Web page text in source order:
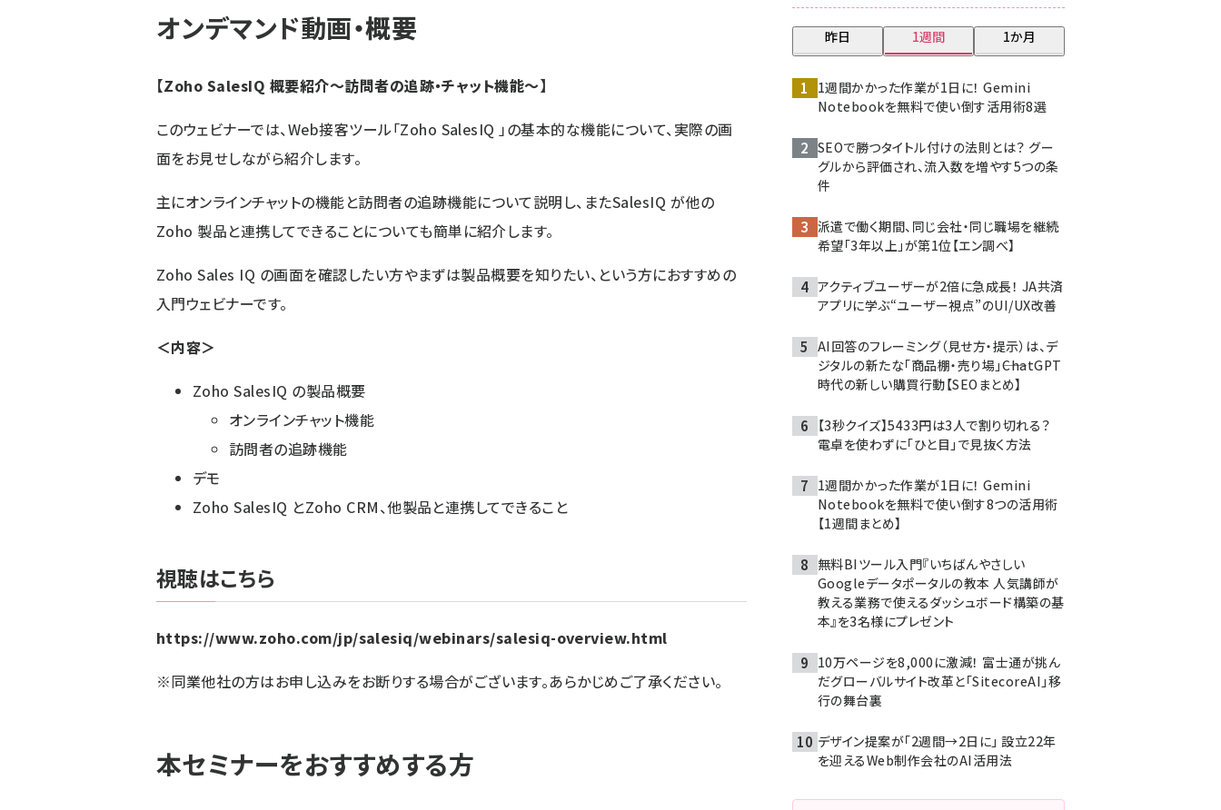
オンデマンド動画・概要
【Zoho SalesIQ 概要紹介〜訪問者の追跡・チャット機能〜】
このウェビナーでは、Web接客ツール「Zoho SalesIQ 」の基本的な機能について、実際の画
面をお見せしながら紹介します。
主にオンラインチャットの機能と訪問者の追跡機能について説明し、またSalesIQ が他の
Zoho 製品と連携してできることについても簡単に紹介します。
Zoho Sales IQ の画面を確認したい方やまずは製品概要を知りたい、という方におすすめの
入門ウェビナーです。
＜内容＞
Zoho SalesIQ の製品概要
オンラインチャット機能
訪問者の追跡機能
デモ
Zoho SalesIQ とZoho CRM、他製品と連携してできること
視聴はこちら
https://www.zoho.com/jp/salesiq/webinars/salesiq-overview.html
※同業他社の方はお申し込みをお断りする場合がございます。あらかじめご了承ください。
本セミナーをおすすめする方
昨日 1週間 1か月
1週間かかった作業が1日に！ Gemini
Notebookを無料で使い倒す活用術8選
SEOで勝つタイトル付けの法則とは？ グー
グルから評価され、流入数を増やす5つの条
件
派遣で働く期間、同じ会社・同じ職場を継続
希望「3年以上」が第1位【エン調べ】
アクティブユーザーが2倍に急成長！ JA共済
アプリに学ぶ“ユーザー視点”のUI/UX改善
AI回答のフレーミング（見せ方・提示）は、デ
ジタルの新たな「商品棚・売り場」――ChatGPT
時代の新しい購買行動【SEOまとめ】
【3秒クイズ】5433円は3人で割り切れる？
電卓を使わずに「ひと目」で見抜く方法
1週間かかった作業が1日に！ Gemini
Notebookを無料で使い倒す8つの活用術
【1週間まとめ】
無料BIツール入門『いちばんやさしい
Googleデータポータルの教本 人気講師が
教える業務で使えるダッシュボード構築の基
本』を3名様にプレゼント
10万ページを8,000に激減！ 富士通が挑ん
だグローバルサイト改革と「SitecoreAI」移
行の舞台裏
デザイン提案が「2週間→2日に」 設立22年
を迎えるWeb制作会社のAI活用法